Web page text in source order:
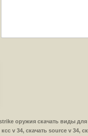
оружия скачать виды
v 34, скачать source v 34,